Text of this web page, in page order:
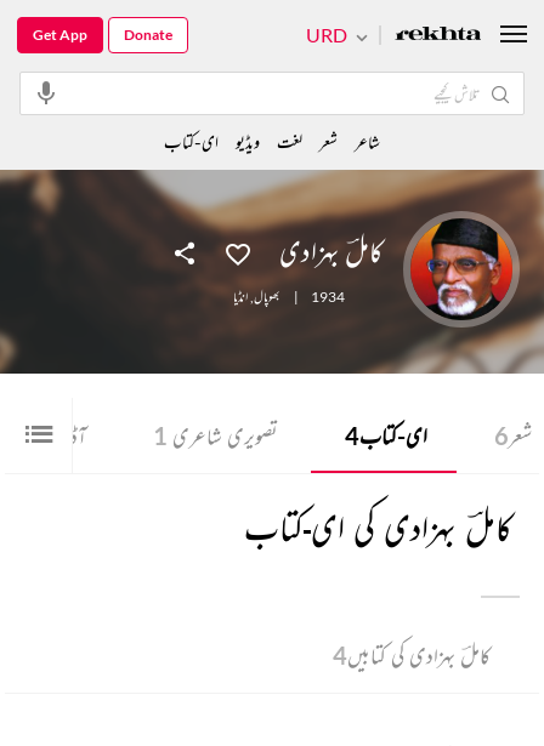
کاملؔ بہزادی
1934
| بھوپال,انڈیا
شعر6 ای-کتاب4 تصویری شاعری 1 آڈیو 5
کاملؔ بہزادی کی ای-کتاب
کاملؔ بہزادی کی کتابیں4
URD
Get App Donate
شاعر شعر لغت ویڈیو ای-کتاب